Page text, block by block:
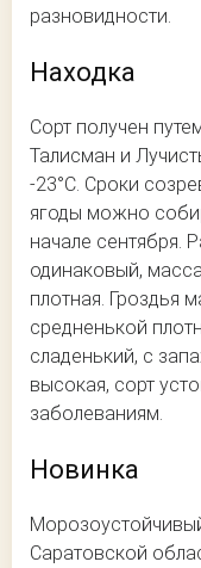
разновидности.
Находка
Сорт получен
Талисман и
-23°С. Сроки
ягоды можно
начале сентября.
одинаковый,
плотная. Гроздья
средненькой
сладенький, с
высокая, сорт
заболеваниям.
Новинка
Саратовской